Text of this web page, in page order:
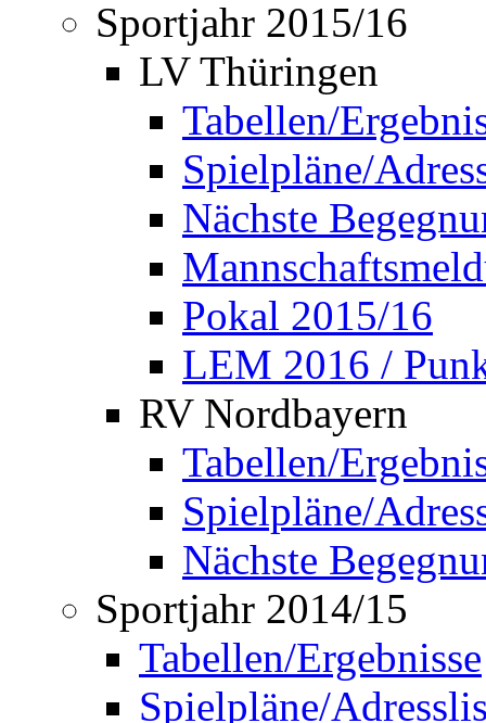
Sportjahr 2015/16
LV Thüringen
Tabellen/
Spielpläne/
Nächste
Pokal 2015/16
LEM 2016 /
RV Nordbayern
Tabellen/
Spielpläne/
Nächste
Sportjahr 2014/15
Tabellen/Ergebnisse
Spielpläne/